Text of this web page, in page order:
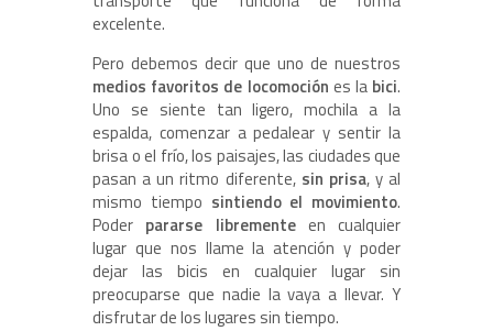
excelente.
Pero debemos decir que uno de nuestros
medios favoritos de locomoción es la bici.
Uno se siente tan ligero, mochila a la
espalda, comenzar a pedalear y sentir la
brisa o el frío, los paisajes, las ciudades que
pasan a un ritmo diferente, sin prisa, y al
mismo tiempo sintiendo el movimiento.
Poder pararse librementeen cualquier
lugar que nos llame la atención y poder
dejar las bicis en cualquier lugar sin
preocuparse que nadie la vaya a llevar. Y
disfrutar de los lugares sin tiempo.